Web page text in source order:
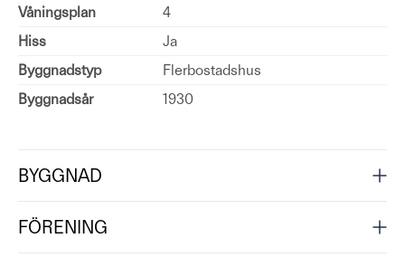
Våningsplan
4
Hiss
Ja
Byggnadstyp
Flerbostadshus
Byggnadsår
1930
BYGGNAD
FÖRENING